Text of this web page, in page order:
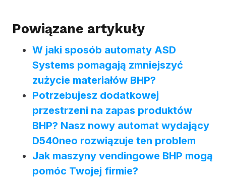
Powiązane artykuły
W jaki sposób automaty ASD
Systems pomagają zmniejszyć
zużycie materiałów BHP?
Potrzebujesz dodatkowej
przestrzeni na zapas produktów
BHP? Nasz nowy automat wydający
D540neo rozwiązuje ten problem
Jak maszyny vendingowe BHP mogą
pomóc Twojej firmie?